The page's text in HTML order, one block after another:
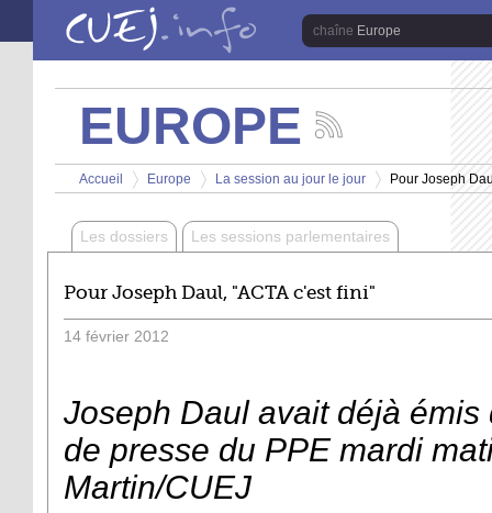
Aller au contenu principal
Europe
EUROPE
les
actualités
de
chaîne
Europe
Vous êtes ici
Accueil
>
Europe
>
La session au jour le jour
>
Pour Joseph
Les dossiers Les sessions parlementaires
Pour Joseph Daul, "ACTA c'est fini"
14 février 2012
Joseph Daul avait déjà
de presse du PPE mardi
Martin/CUEJ